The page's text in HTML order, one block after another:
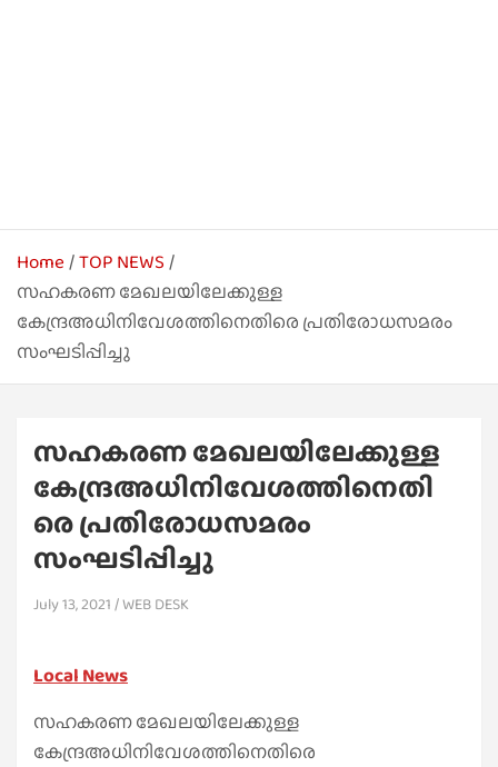
Home TOP NEWS
സഹകരണ മേഖലയിലേക്കുള്ള
കേന്ദ്രഅധിനിവേശത്തിനെതിരെ പ്രതിരോധസമരം
സംഘടിപ്പിച്ചു
സഹകരണ മേഖലയിലേക്കുള്ള
കേന്ദ്രഅധിനിവേശത്തിനെതി
രെ പ്രതിരോധസമരം
സംഘടിപ്പിച്ചു
July 13, 2021 WEB DESK
Local News
സഹകരണ മേഖലയിലേക്കുള്ള
കേന്ദ്രഅധിനിവേശത്തിനെതിരെ